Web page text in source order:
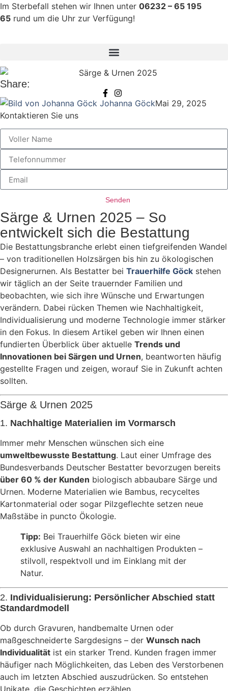
Im Sterbefall stehen wir Ihnen unter 06232 – 65 195
65 rund um die Uhr zur Verfügung!
Share:
Johanna GöckMai 29, 2025
Kontaktieren Sie uns
Senden
Särge & Urnen 2025 – So
entwickelt sich die Bestattung
Die Bestattungsbranche erlebt einen tiefgreifenden Wandel
– von traditionellen Holzsärgen bis hin zu ökologischen
Designerurnen. Als Bestatter bei Trauerhilfe Göck stehen
wir täglich an der Seite trauernder Familien und
beobachten, wie sich ihre Wünsche und Erwartungen
verändern. Dabei rücken Themen wie Nachhaltigkeit,
Individualisierung und moderne Technologie immer stärker
in den Fokus. In diesem Artikel geben wir Ihnen einen
fundierten Überblick über aktuelle Trends und
Innovationen bei Särgen und Urnen, beantworten häufig
gestellte Fragen und zeigen, worauf Sie in Zukunft achten
sollten.
Särge & Urnen 2025
1. Nachhaltige Materialien im Vormarsch
Immer mehr Menschen wünschen sich eine
umweltbewusste Bestattung. Laut einer Umfrage des
Bundesverbands Deutscher Bestatter bevorzugen bereits
über 60 % der Kunden biologisch abbaubare Särge und
Urnen. Moderne Materialien wie Bambus, recyceltes
Kartonmaterial oder sogar Pilzgeflechte setzen neue
Maßstäbe in puncto Ökologie.
Tipp: Bei Trauerhilfe Göck bieten wir eine
exklusive Auswahl an nachhaltigen Produkten –
stilvoll, respektvoll und im Einklang mit der
Natur.
2. Individualisierung: Persönlicher Abschied statt
Standardmodell
Ob durch Gravuren, handbemalte Urnen oder
maßgeschneiderte Sargdesigns – der Wunsch nach
Individualität ist ein starker Trend. Kunden fragen immer
häufiger nach Möglichkeiten, das Leben des Verstorbenen
auch im letzten Abschied auszudrücken. So entstehen
Unikate, die Geschichten erzählen.